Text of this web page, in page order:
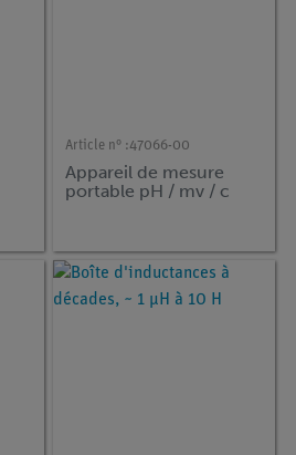
Article n° :47066-00
Appareil de mesure
portable pH / mv / c